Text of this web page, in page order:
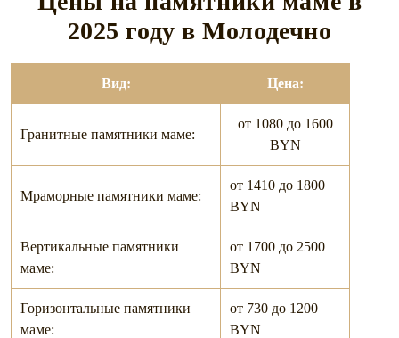
2025 году в Молодечно
Вид: Цена:
Гранитные памятники маме:
от 1080 до 1600
BYN
Мраморные памятники маме:
от 1410 до 1800
BYN
Вертикальные памятники
маме:
от 1700 до 2500
BYN
Горизонтальные памятники
маме:
от 730 до 1200
BYN